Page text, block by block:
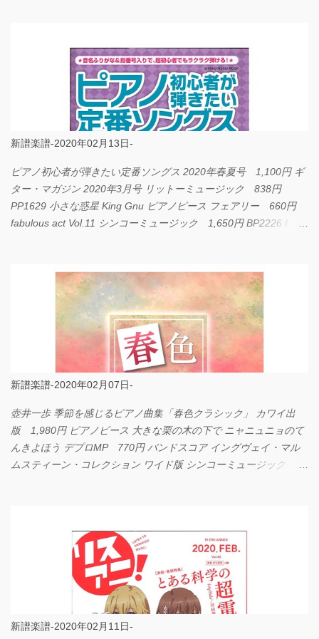
新譜楽譜-2020年02月13日-
ピアノ初心者が弾きたい定番ソングス 2020年春夏号 1,100円 ギ
ター・マガジン 2020年3月号 リットーミュージック 838円
PP1629 小さな惑星 King Gnu ピアノピース フェアリー 660円
fabulous act Vol.11 シンコーミュージック 1,650円 BP2226 I
新譜楽譜-2020年02月07日-
壺井一歩 季節を感じるピアノ曲集「春色クラシック」 カワイ出
版 1,980円 ピアノピース 大きな栗の木の下で ニャニュニョのて
んきよほう デプロMP 770円 バンドスコア イングヴェイ・マル
ムスティーン・コレクション ワイド版 シンコーミュージック
新譜楽譜-2020年02月11日-